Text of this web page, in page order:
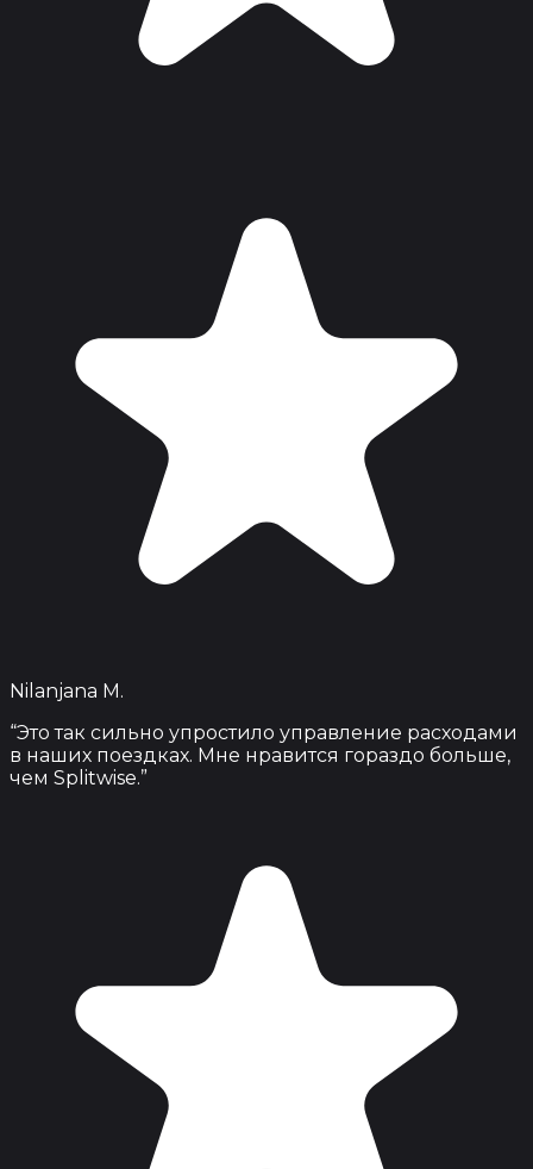
Nilanjana M.
“Это так сильно упростило управление расходами
в наших поездках. Мне нравится гораздо больше,
чем Splitwise.”